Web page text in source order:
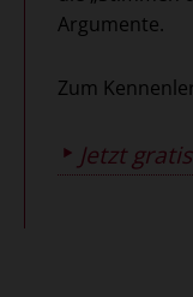
Argumente.
Zum
Jetzt